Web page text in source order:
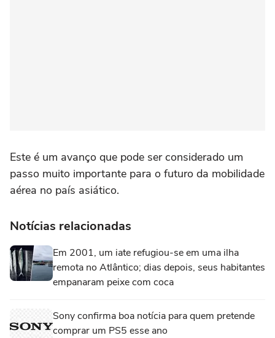
Este é um avanço que pode ser considerado um
passo muito importante para o futuro da mobilidade
aérea no país asiático.
Notícias relacionadas
Em 2001, um iate refugiou-se em uma ilha
remota no Atlântico; dias depois, seus habitantes
empanaram peixe com coca
Sony confirma boa notícia para quem pretende
comprar um PS5 esse ano